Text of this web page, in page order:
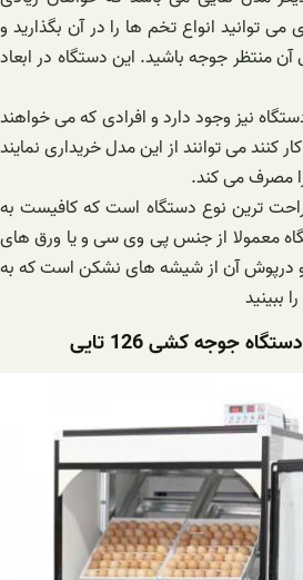
می توانید انواع تخم ها را در آن بگذارید و
آن منتظر جوجه باشید. این دستگاه در ابعاد
نیز وجود دارد و افرادی که می خواهند
کنند می توانند از این مدل خریداری نمایند
مصرف می کند.
ترین نوع دستگاه است که کافیست به
معمولا از جنس پی وی سی و یا ورق های
و درپوش آن از شیشه های نشکن است که به
ببینید
جوجه کشی 126 تایی